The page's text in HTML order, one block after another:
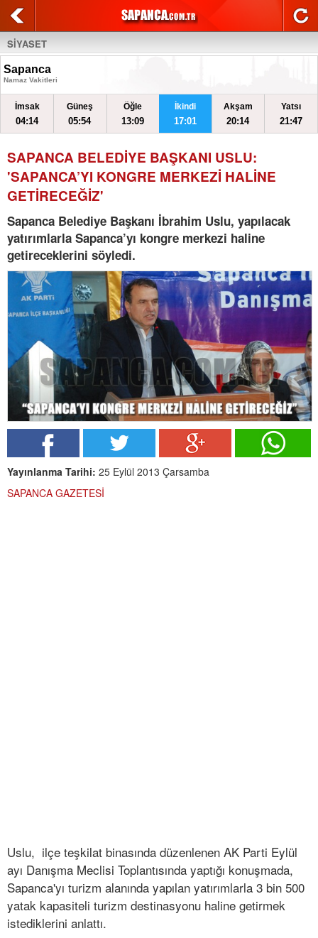
SİYASET
Sapanca
Namaz Vakitleri
İmsak
04:14
Güneş
05:54
Öğle
13:09
İkindi
17:01
Akşam
20:14
Yatsı
21:47
SAPANCA BELEDİYE BAŞKANI USLU:
'SAPANCA’YI KONGRE MERKEZİ HALİNE
GETİRECEĞİZ'
Sapanca Belediye Başkanı İbrahim Uslu, yapılacak
yatırımlarla Sapanca’yı kongre merkezi haline
getireceklerini söyledi.
Yayınlanma Tarihi: 25 Eylül 2013 Çarsamba
SAPANCA GAZETESİ
Uslu, ilçe teşkilat binasında düzenlenen AK Parti Eylül
ayı Danışma Meclisi Toplantısında yaptığı konuşmada,
Sapanca'yı turizm alanında yapılan yatırımlarla 3 bin 500
yatak kapasiteli turizm destinasyonu haline getirmek
istediklerini anlattı.